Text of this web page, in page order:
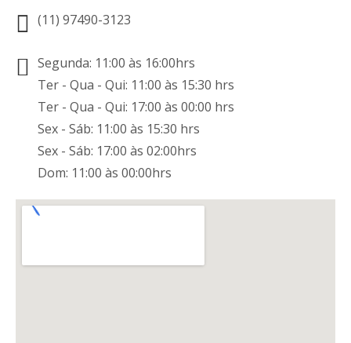
(11) 97490-3123
Segunda: 11:00 às 16:00hrs
Ter - Qua - Qui: 11:00 às 15:30 hrs
Ter - Qua - Qui: 17:00 às 00:00 hrs
Sex - Sáb: 11:00 às 15:30 hrs
Sex - Sáb: 17:00 às 02:00hrs
Dom: 11:00 às 00:00hrs